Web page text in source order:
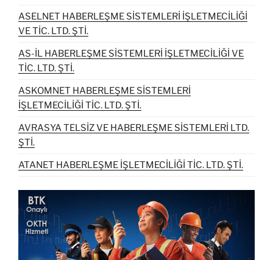
ASELNET HABERLEŞME SİSTEMLERİ İŞLETMECİLİĞİ
VE TİC. LTD. ŞTİ.
AS-İL HABERLEŞME SİSTEMLERİ İŞLETMECİLİĞİ VE
TİC. LTD. ŞTİ.
ASKOMNET HABERLEŞME SİSTEMLERİ
İŞLETMECİLİĞİ TİC. LTD. ŞTİ.
AVRASYA TELSİZ VE HABERLEŞME SİSTEMLERİ LTD.
ŞTİ.
ATANET HABERLEŞME İŞLETMECİLİĞİ TİC. LTD. ŞTİ.